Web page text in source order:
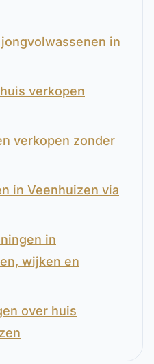
in
verkopen
verkopen zonder
in Veenhuizen via
in
wijken en
over huis